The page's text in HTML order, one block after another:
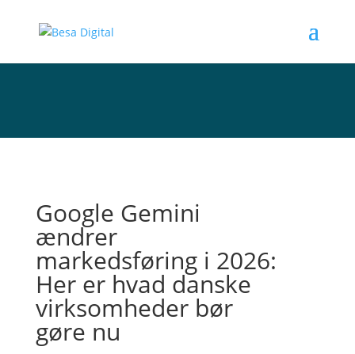
Google Gemini
ændrer
markedsføring i 2026:
Her er hvad danske
virksomheder bør
gøre nu